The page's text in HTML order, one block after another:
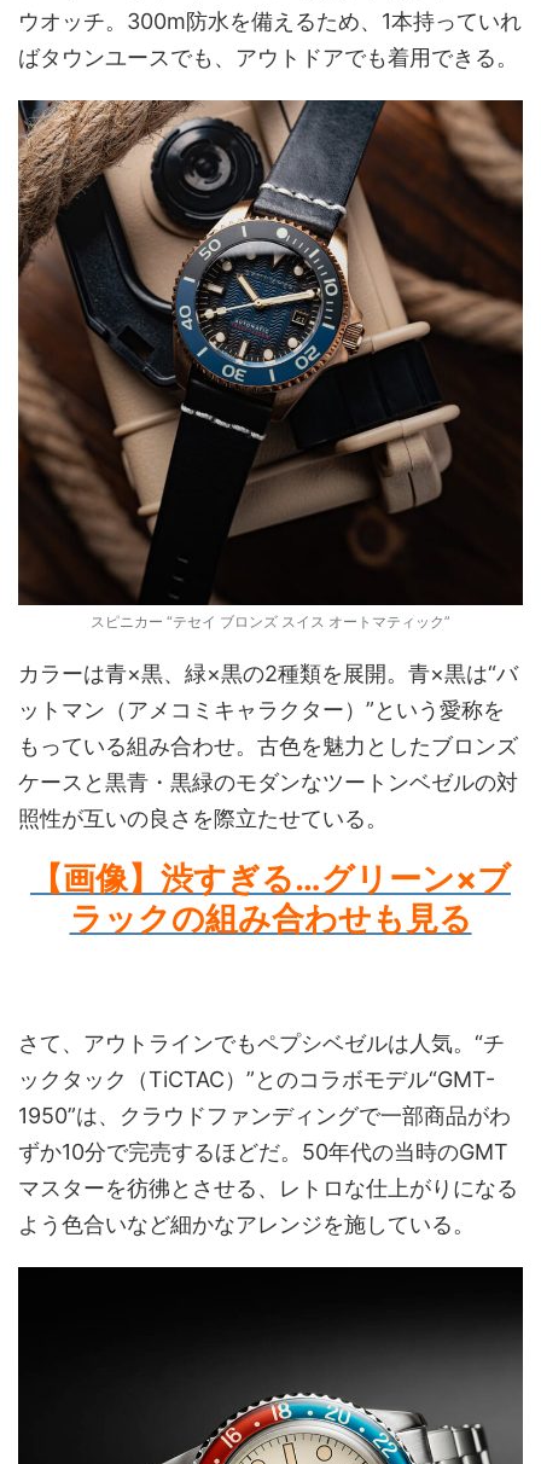
ウオッチ。300m防水を備えるため、1本持っていれ
ばタウンユースでも、アウトドアでも着用できる。
スピニカー “テセイ ブロンズ スイス オートマティック”
カラーは青×黒、緑×黒の2種類を展開。青×黒は“バ
ットマン（アメコミキャラクター）”という愛称を
もっている組み合わせ。古色を魅力としたブロンズ
ケースと黒青・黒緑のモダンなツートンベゼルの対
照性が互いの良さを際立たせている。
【画像】渋すぎる…グリーン×ブ
ラックの組み合わせも見る
さて、アウトラインでもペプシベゼルは人気。“チ
ックタック（TiCTAC）”とのコラボモデル“GMT-
1950”は、クラウドファンディングで一部商品がわ
ずか10分で完売するほどだ。50年代の当時のGMT
マスターを彷彿とさせる、レトロな仕上がりになる
よう色合いなど細かなアレンジを施している。